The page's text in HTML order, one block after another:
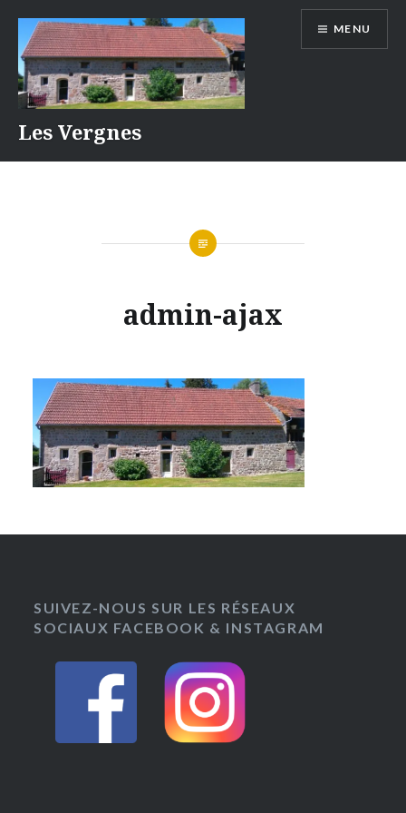
contenu
Les Vergnes
MENU
admin-ajax
SUIVEZ-NOUS SUR LES RÉSEAUX
SOCIAUX FACEBOOK & INSTAGRAM